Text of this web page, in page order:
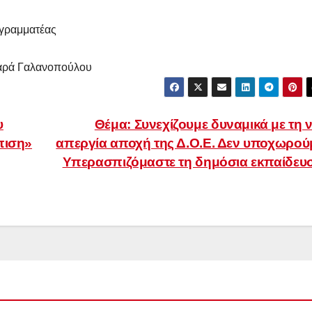
Θέμα: Συνεχίζουμε δυναμικά με τη
απεργία αποχή της Δ.Ο.Ε. Δεν
Υπερασπιζόμαστε τη δημόσια